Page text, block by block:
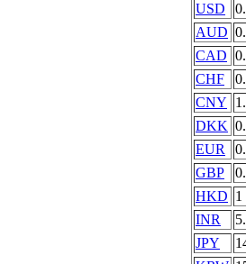
USD
AUD
CAD
CHF
CNY
DKK
EUR
GBP
HKD 1
INR
JPY